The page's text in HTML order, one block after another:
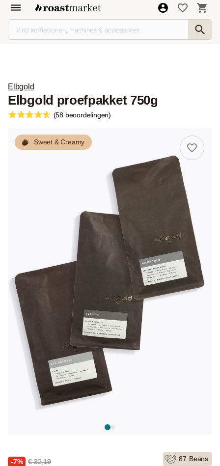
Elbgold
Elbgold proefpakket 750g
(58 beoordelingen)
Sweet & Creamy
-7% € 32,19 87 Beans